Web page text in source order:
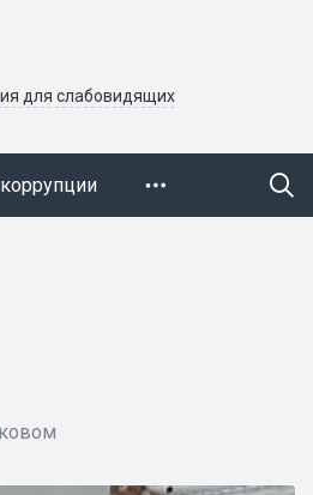
для слабовидящих